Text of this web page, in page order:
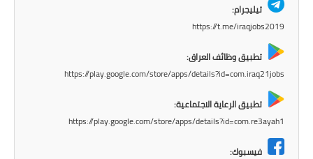
صحة وطب
تيليجرام:
https://t.me/iraqjobs2019
تطبيق وظائف العراق:
https://play.google.com/store/apps/details?id=com.iraq21jobs
تطبيق الرعاية الاجتماعية:
https://play.google.com/store/apps/details?id=com.re3ayah1
فيسبوك: